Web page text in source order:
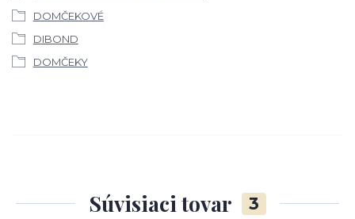
DOMČEKOVÉ
DIBOND
DOMČEKY
Súvisiaci tovar 3